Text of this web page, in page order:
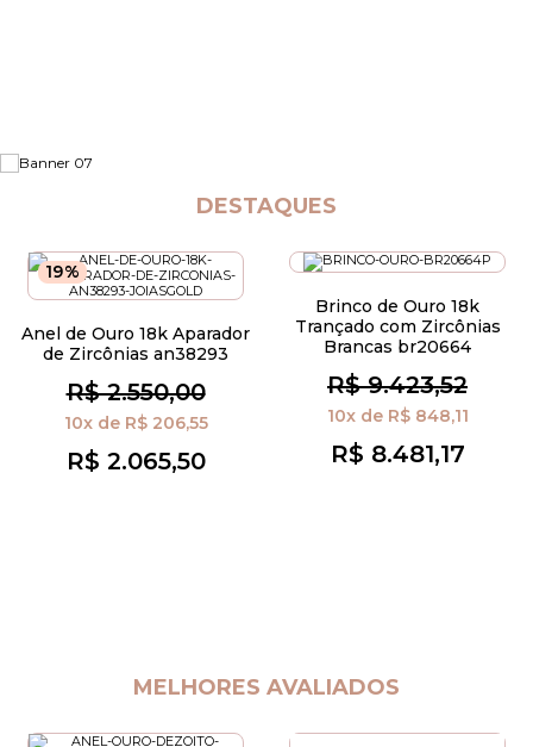
DESTAQUES
Anel de Ouro 18k Aparador
de Zircônias an38293
R$ 2.550,00
10xde R$ 206,55
R$ 2.065,50
19%
Brinco de Ouro 18k
Trançado com Zircônias
Brancas br20664
R$ 9.423,52
10xde R$ 848,11
R$ 8.481,17
MELHORES AVALIADOS